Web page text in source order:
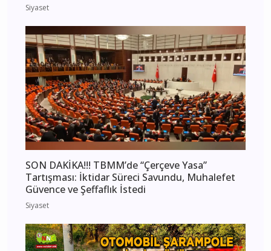
Siyaset
SON DAKİKA!!! TBMM’de “Çerçeve Yasa”
Tartışması: İktidar Süreci Savundu, Muhalefet
Güvence ve Şeffaflık İstedi
Siyaset